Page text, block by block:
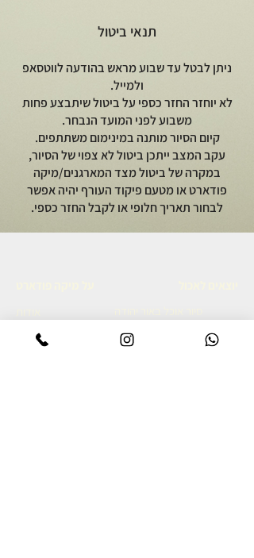
תנאי ביטול
ניתן לבטל עד שבוע מראש בהודעה לווטסאפ
ולמייל.
לא יוחזר החזר כספי על ביטול שיתבצע פחות
משבוע לפני המועד הנבחר.
קיום הסיור מותנה במינימום משתתפים.
עקב המצב ייתכן ביטול לא צפוי של הסיור,
במקרה של ביטול מצד המארגנים/מיקה
פודארט או מטעם פיקוד העורף יהיה אפשר
לבחור תאריך חלופי או לקבל החזר כספי.
מתכונים גאורגים סיור קולינרי ברמת הגולן